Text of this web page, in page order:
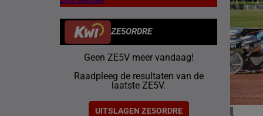
ZE5ORDRE
Geen ZE5V meer vandaag!
Raadpleeg de resultaten van de
laatste ZE5V.
UITSLAGEN ZE5ORDRE
ZUID-
1
1
4
IERLAND
1
30/04/